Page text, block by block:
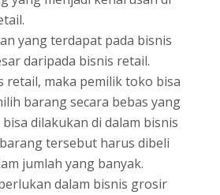
yang terdapat pada bisnis
daripada bisnis retail.
retail, maka pemilik toko bisa
barang secara bebas yang
dilakukan di dalam bisnis
tersebut harus dibeli
jumlah yang banyak.
dalam bisnis grosir